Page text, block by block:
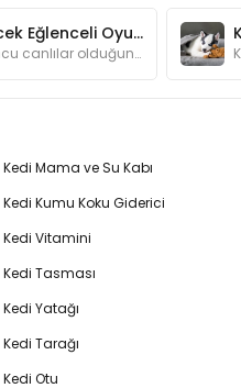
Köpekle Oynanabilecek Eğlenceli Oyunlar
Köpeklerin ne kadar oyuncu canlılar olduğunu anlatmamıza gerek var mı? Oyunlar hem köpeğinizin zeka gelişimine katkı sağlar hem de onu mutlu eder.
Kedi Mama ve Su Kabı
Kedi Kumu Koku Giderici
Kedi Vitamini
Kedi Tasması
Kedi Yatağı
Kedi Tarağı
Kedi Otu